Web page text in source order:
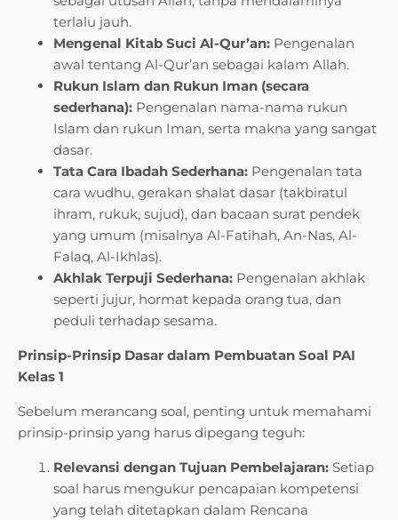
terlalu jauh.
Mengenal Kitab Suci Al-Qur’an: Pengenalan
awal tentang Al-Qur’an sebagai kalam Allah.
Rukun Islam dan Rukun Iman (secara
sederhana): Pengenalan nama-nama rukun
Islam dan rukun Iman, serta makna yang sangat
dasar.
Tata Cara Ibadah Sederhana: Pengenalan tata
cara wudhu, gerakan shalat dasar (takbiratul
ihram, rukuk, sujud), dan bacaan surat pendek
yang umum (misalnya Al-Fatihah, An-Nas, Al-
Falaq, Al-Ikhlas).
Akhlak Terpuji Sederhana: Pengenalan akhlak
seperti jujur, hormat kepada orang tua, dan
peduli terhadap sesama.
Prinsip-Prinsip Dasar dalam Pembuatan Soal PAI
Kelas 1
Sebelum merancang soal, penting untuk memahami
prinsip-prinsip yang harus dipegang teguh:
Relevansi dengan Tujuan Pembelajaran: Setiap
soal harus mengukur pencapaian kompetensi
yang telah ditetapkan dalam Rencana